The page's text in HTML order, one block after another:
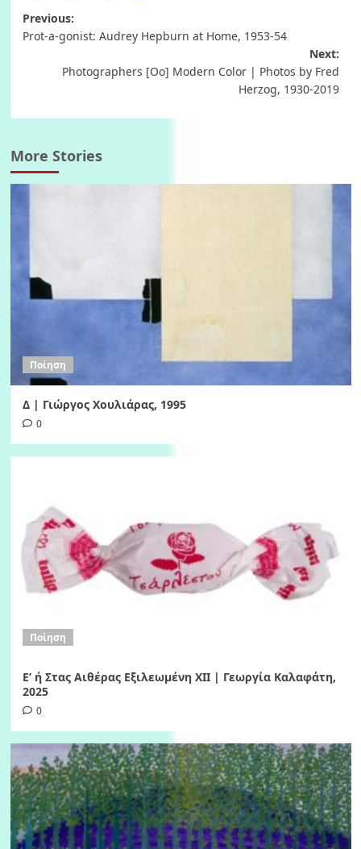
Post
Previous:
Prot-a-gonist: Audrey Hepburn at Home, 1953-54
Next:
Photographers [Oo] Modern Color | Photos by Fred
Herzog, 1930-2019
More Stories
Ποίηση
Δ | Γιώργος Χουλιάρας, 1995
0
Ποίηση
Ε’ ή Στας Αιθέρας Εξιλεωμένη ΧΙI | Γεωργία Καλαφάτη,
2025
0